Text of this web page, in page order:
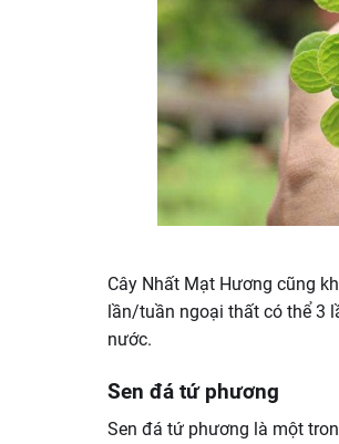
Cây Nhất Mạt Hương cũng
lần/tuần ngoại thất có thể 3
nước.
Sen đá tứ phương
Sen đá tứ phương là một